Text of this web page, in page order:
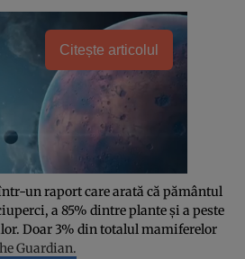
Citește articolul
un raport care arată că pământul
a 85% dintre plante și a peste
Doar 3% din totalul mamiferelor
Guardian.